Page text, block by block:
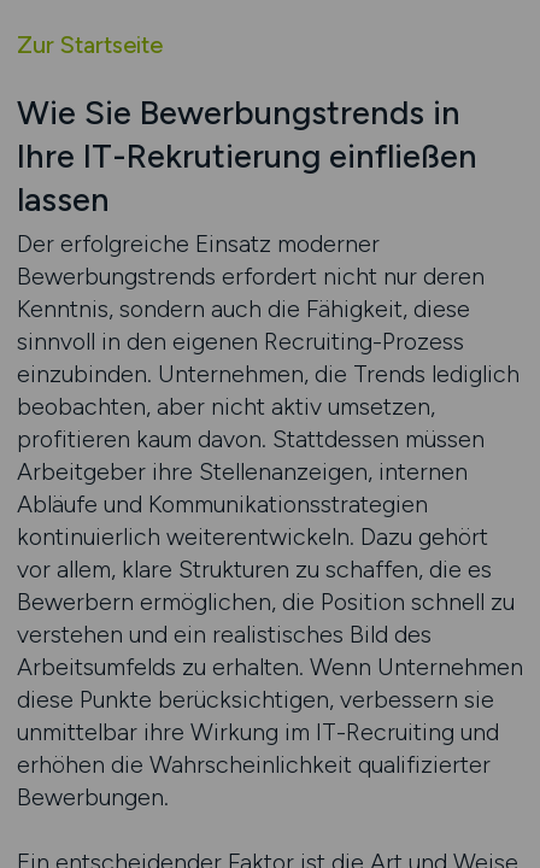
Zur Startseite
Wie Sie Bewerbungstrends in
Ihre IT-Rekrutierung einfließen
lassen
Der erfolgreiche Einsatz moderner
Bewerbungstrends erfordert nicht nur deren
Kenntnis, sondern auch die Fähigkeit, diese
sinnvoll in den eigenen Recruiting-Prozess
einzubinden. Unternehmen, die Trends lediglich
beobachten, aber nicht aktiv umsetzen,
profitieren kaum davon. Stattdessen müssen
Arbeitgeber ihre Stellenanzeigen, internen
Abläufe und Kommunikationsstrategien
kontinuierlich weiterentwickeln. Dazu gehört
vor allem, klare Strukturen zu schaffen, die es
Bewerbern ermöglichen, die Position schnell zu
verstehen und ein realistisches Bild des
Arbeitsumfelds zu erhalten. Wenn Unternehmen
diese Punkte berücksichtigen, verbessern sie
unmittelbar ihre Wirkung im IT-Recruiting und
erhöhen die Wahrscheinlichkeit qualifizierter
Bewerbungen.
Ein entscheidender Faktor ist die Art und Weise,